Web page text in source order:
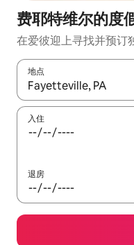
费耶特维尔的度
在爱彼迎上寻找并预订
地点
如有搜索结果，请使用
入住
退房